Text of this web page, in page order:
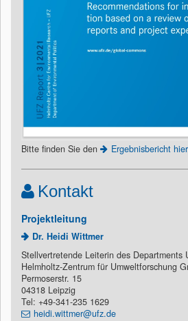
Bitte finden Sie den Ergebnisbericht hier
Kontakt
Projektleitung
Dr. Heidi Wittmer
Stellvertretende Leiterin des Departments
Helmholtz-Zentrum für Umweltforschung
Permoserstr. 15
04318 Leipzig
Tel: +49-341-235 1629
heidi.wittmer@ufz.de